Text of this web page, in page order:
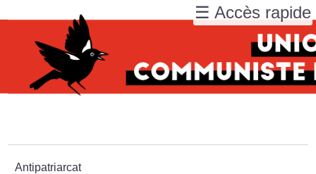
Antipatriarcat
☰ Accès rapide